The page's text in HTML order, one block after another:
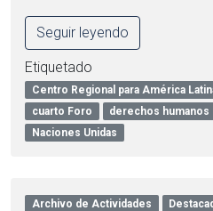
Seguir leyendo
Etiquetado
Centro Regional para América
cuarto Foro
derechos humanos
Naciones Unidas
Archivo de Actividades